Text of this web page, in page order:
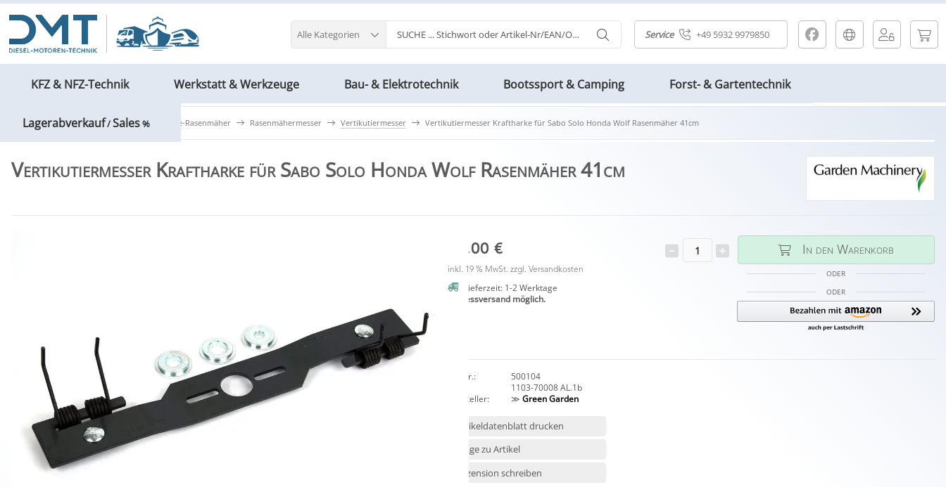
Service +49 5932 9979850
Alle Kategorien
KFZ & NFZ-Technik Werkstatt & Werkzeuge Bau- & Elektrotechnik Bootssport & Camping Forst- & Gartentechnik
Lagerabverkauf/Sales%
Forst- & Gartentechnik Ersatzteile-Rasenmäher Rasenmähermesser Vertikutiermesser Vertikutiermesser Kraftharke für Sabo Solo Honda Wolf Rasenmäher 41cm
Vertikutiermesser Kraftharke für Sabo Solo Honda Wolf Rasenmäher 41cm
21,00 €
inkl. 19 % MwSt. zzgl. Versandkosten
Lieferzeit: 1-2 Werktage
Expressversand möglich.
In den Warenkorb
ODER
ODER
Art.Nr.:
500104
1103-70008 AL.1b
Hersteller:
≫ Green Garden
Artikeldatenblatt drucken
Frage zu Artikel
Rezension schreiben